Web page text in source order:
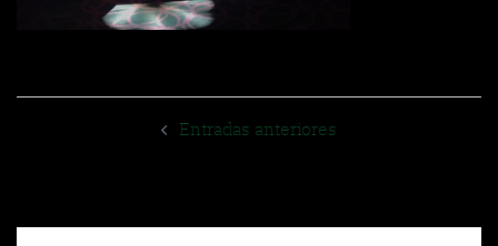
Entradas anteriores